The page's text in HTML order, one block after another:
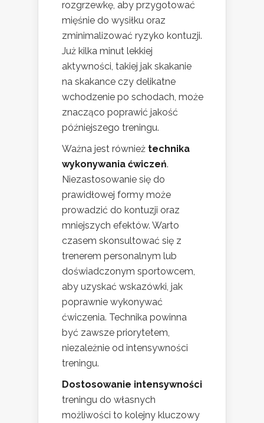
rozgrzewkę, aby przygotować
mięśnie do wysiłku oraz
zminimalizować ryzyko kontuzji.
Już kilka minut lekkiej
aktywności, takiej jak skakanie
na skakance czy delikatne
wchodzenie po schodach, może
znacząco poprawić jakość
późniejszego treningu.
Ważna jest również technika
wykonywania ćwiczeń.
Niezastosowanie się do
prawidłowej formy może
prowadzić do kontuzji oraz
mniejszych efektów. Warto
czasem skonsultować się z
trenerem personalnym lub
doświadczonym sportowcem,
aby uzyskać wskazówki, jak
poprawnie wykonywać
ćwiczenia. Technika powinna
być zawsze priorytetem,
niezależnie od intensywności
treningu.
Dostosowanie intensywności
treningu do własnych
możliwości to kolejny kluczowy